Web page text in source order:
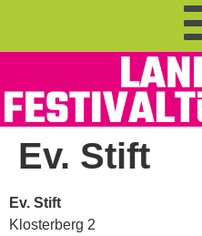
Ev. Stift
Ev. Stift
Klosterberg 2